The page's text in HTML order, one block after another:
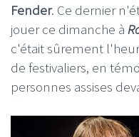
Fender. Ce dernier
jouer ce dimanche à
c'était sûrement
de festivaliers, en
personnes assises